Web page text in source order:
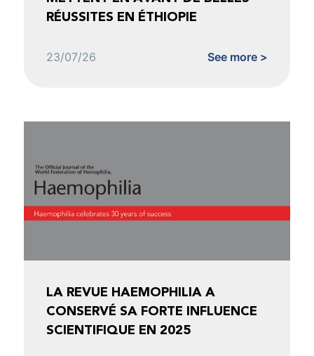
RÉUSSITES EN ÉTHIOPIE
23/07/26 See more >
LA REVUE HAEMOPHILIA A
CONSERVÉ SA FORTE INFLUENCE
SCIENTIFIQUE EN 2025